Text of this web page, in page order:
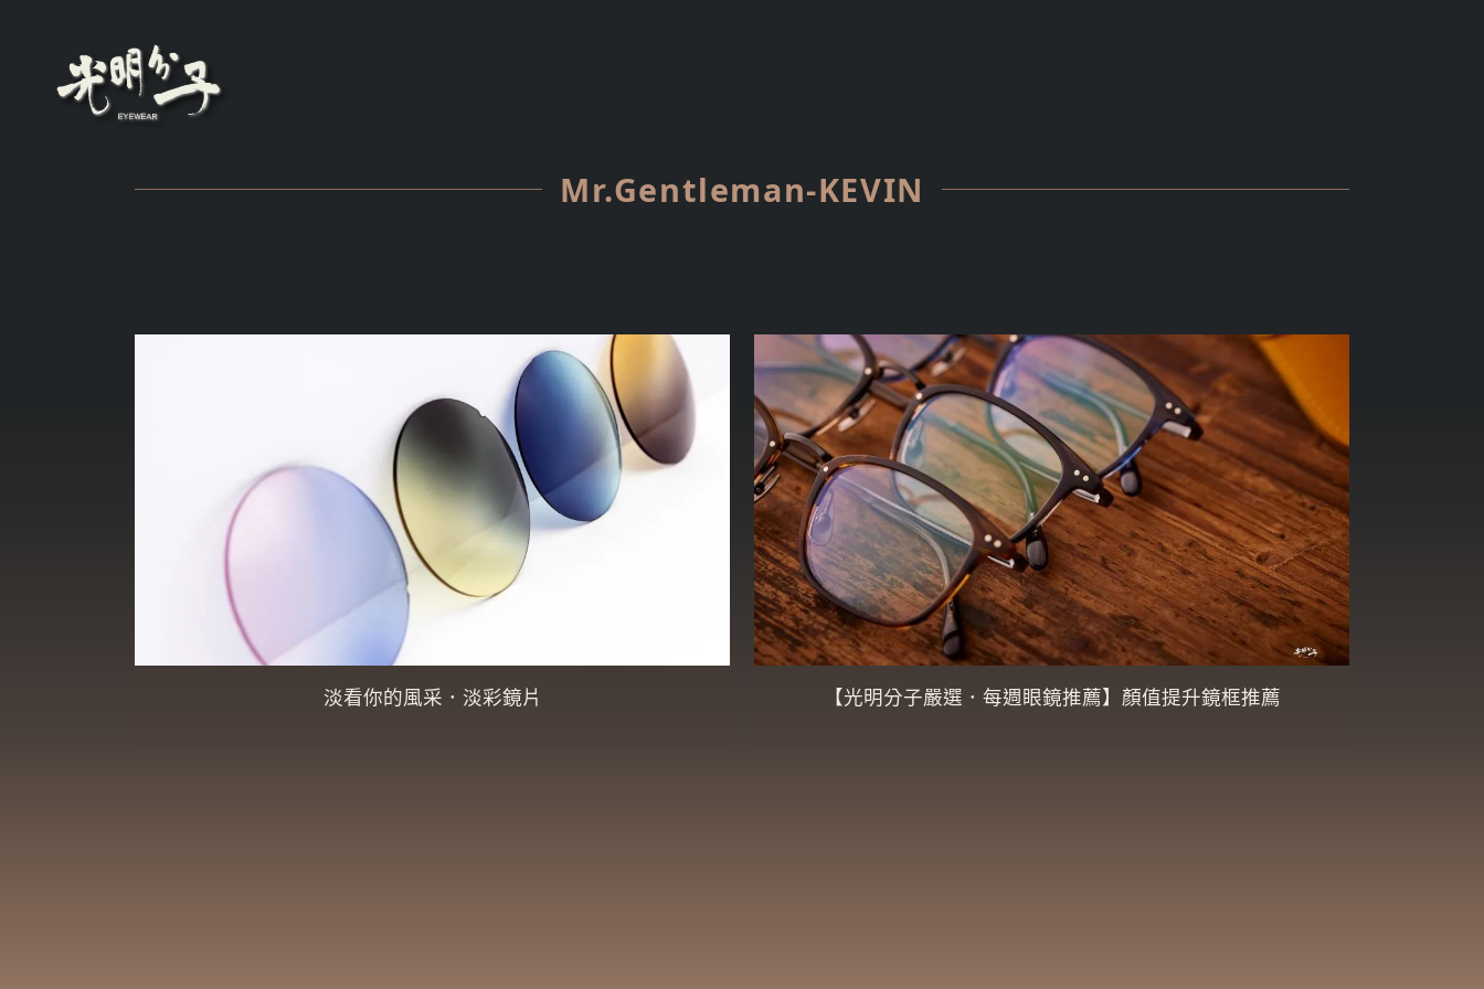
Mr.Gentleman-KEVIN
淡看你的風采．淡彩鏡片 【光明分子嚴選．每週眼鏡推薦】顏值提升鏡框推薦